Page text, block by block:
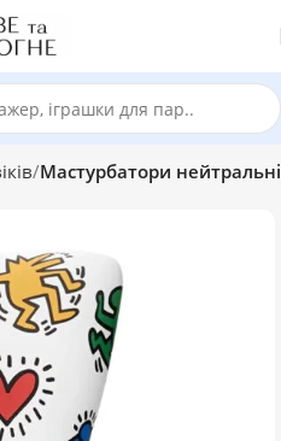
Мастурбатори нейтральні